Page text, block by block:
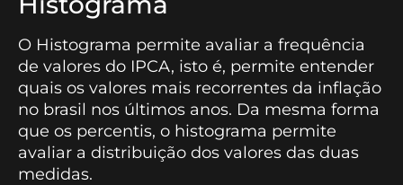
O Histograma permite avaliar a frequência
de valores do IPCA, isto é, permite entender
quais os valores mais recorrentes da inflação
no brasil nos últimos anos. Da mesma forma
que os percentis, o histograma permite
avaliar a distribuição dos valores das duas
medidas.